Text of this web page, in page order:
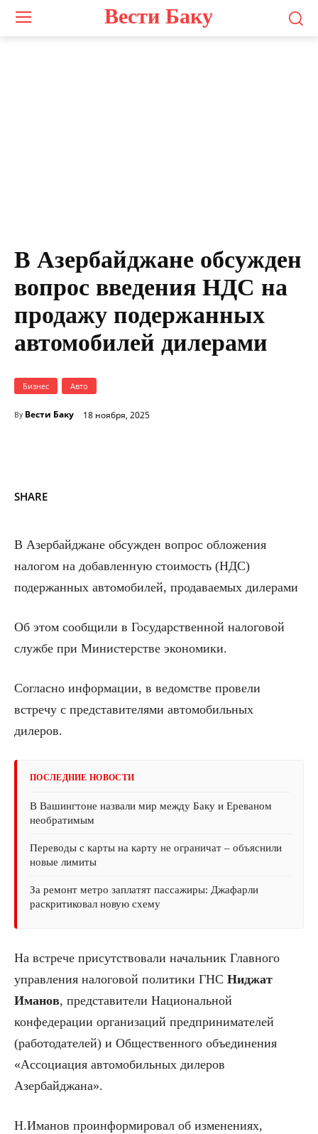
Вести Баку
В Азербайджане обсужден
вопрос введения НДС на
продажу подержанных
автомобилей дилерами
Бизнес Авто
By Вести Баку 18 ноября, 2025
SHARE
В Азербайджане обсужден вопрос обложения
налогом на добавленную стоимость (НДС)
подержанных автомобилей, продаваемых дилерами
Об этом сообщили в Государственной налоговой
службе при Министерстве экономики.
Согласно информации, в ведомстве провели
встречу с представителями автомобильных
дилеров.
ПОСЛЕДНИЕ НОВОСТИ
В Вашингтоне назвали мир между Баку и Ереваном
необратимым
Переводы с карты на карту не ограничат – объяснили
новые лимиты
За ремонт метро заплатят пассажиры: Джафарли
раскритиковал новую схему
На встрече присутствовали начальник Главного
управления налоговой политики ГНС Ниджат
Иманов, представители Национальной
конфедерации организаций предпринимателей
(работодателей) и Общественного объединения
«Ассоциация автомобильных дилеров
Азербайджана».
Н.Иманов проинформировал об изменениях,